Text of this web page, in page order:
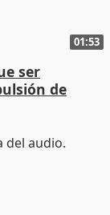
01:53
ser
de